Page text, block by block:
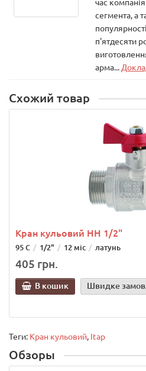
сегмента, а
п'ятдесяти
арма...
Схожий товар
Кран кульовий НН 1/2"
95 С 1/2" 12 міс латунь
405 грн.
В кошик Швидке
Теги: Кран кульовий, Itap
Обзоры